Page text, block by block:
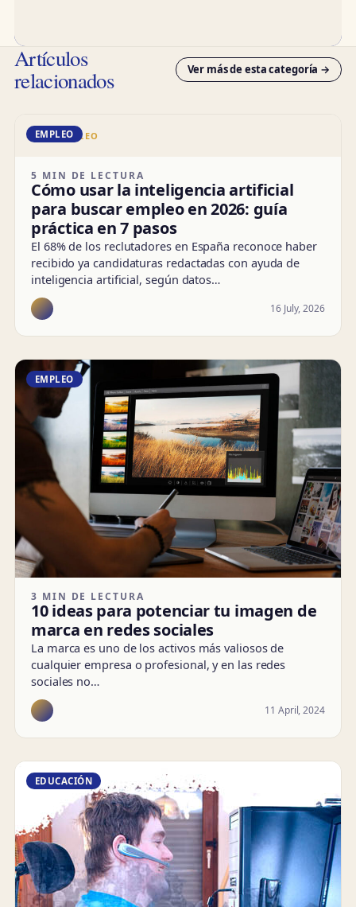
Artículos
relacionados Ver más de esta categoría →
DD · EMPLEO
EMPLEO
5 MIN DE LECTURA
Cómo usar la inteligencia artificial
para buscar empleo en 2026: guía
práctica en 7 pasos
El 68% de los reclutadores en España reconoce haber
recibido ya candidaturas redactadas con ayuda de
inteligencia artificial, según datos…
16 July, 2026
EMPLEO
3 MIN DE LECTURA
10 ideas para potenciar tu imagen de
marca en redes sociales
La marca es uno de los activos más valiosos de
cualquier empresa o profesional, y en las redes
sociales no…
11 April, 2024
EDUCACIÓN